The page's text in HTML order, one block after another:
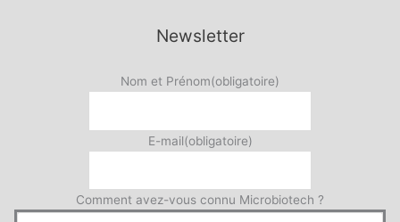
Newsletter
Nom et Prénom(obligatoire)
E-mail(obligatoire)
Comment avez-vous connu Microbiotech ?